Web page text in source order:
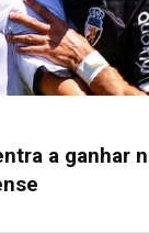
a ganhar